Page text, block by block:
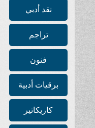
نقد أدبي
تراجم
فنون
برقيات أدبية
كاريكاتير